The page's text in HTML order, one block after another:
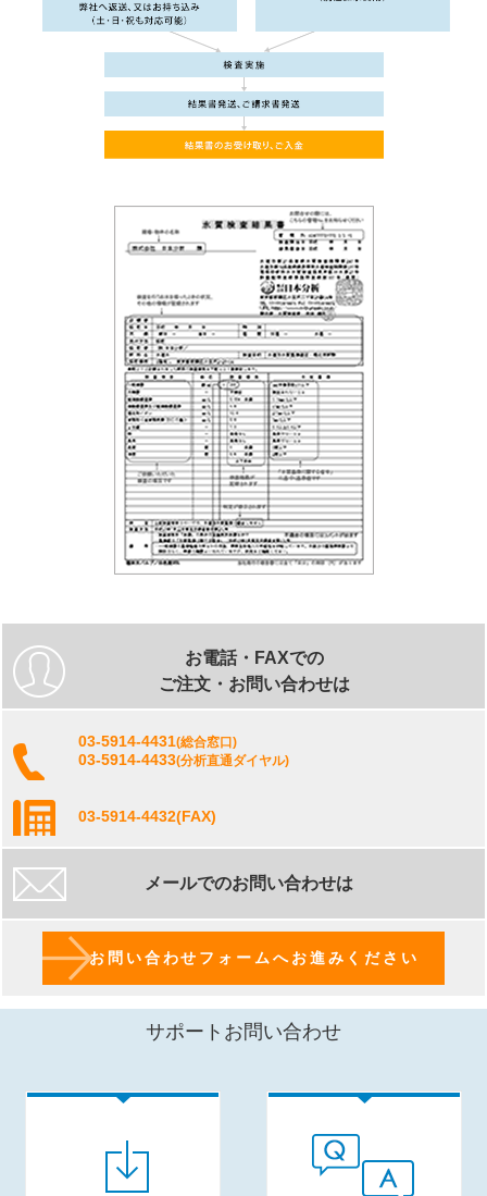
お電話・FAXでの
ご注文・お問い合わせは
03-5914-4431(総合窓口)
03-5914-4433(分析直通ダイヤル)
03-5914-4432(FAX)
メールでのお問い合わせは
お問い合わせフォームへお進みください
サポートお問い合わせ